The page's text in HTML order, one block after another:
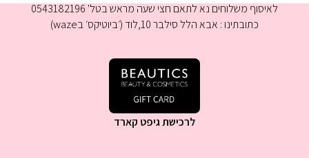
לאיסוף משלוחים נא לתאם חצי שעה מראש בטל' 0543182196
כתובתינו : אבא הלל סילבר 10,לוד (׳ביוטיקס׳ בwaze)
לרכישת גיפט קארד